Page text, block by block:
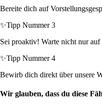
Bereite dich auf
✨Tipp Nummer 3
Sei proaktiv! Warte nicht nur
✨Tipp Nummer 4
Bewirb dich direkt über unsere
Wir glauben, dass du diese